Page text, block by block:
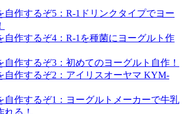
自作するぞ5：R-1ドリンクタイプでヨー
自作するぞ4：R-1を種菌にヨーグルト作
自作するぞ3：初めてのヨーグルト自作！
自作するぞ2：アイリスオーヤマ KYM-
自作するぞ1：ヨーグルトメーカーで牛乳
る！